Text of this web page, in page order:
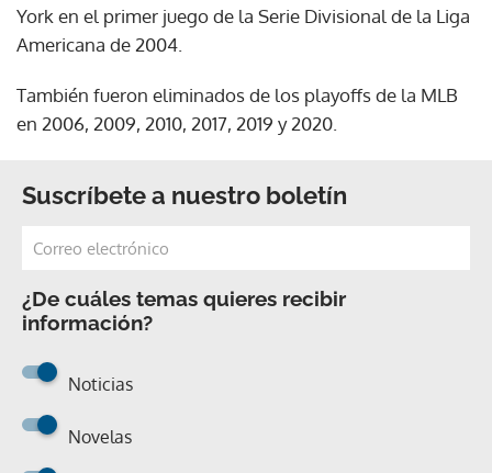
York en el primer juego de la Serie Divisional de la Liga
Americana de 2004.
También fueron eliminados de los playoffs de la MLB
en 2006, 2009, 2010, 2017, 2019 y 2020.
Suscríbete a nuestro boletín
¿De cuáles temas quieres recibir
información?
Noticias
Novelas